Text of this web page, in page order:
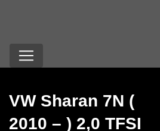
VW Sharan 7N (
2010 – ) 2,0 TFSI